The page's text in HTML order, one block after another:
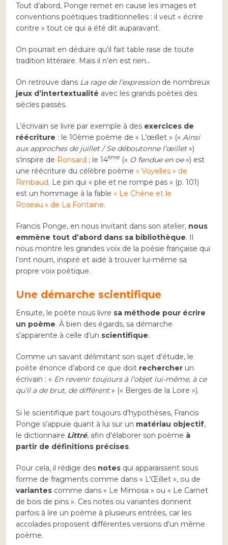
Tout d’abord, Ponge remet en cause les images et
conventions poétiques traditionnelles : il veut « écrire
contre » tout ce qui a été dit auparavant.
On pourrait en déduire qu’il fait table rase de toute
tradition littéraire. Mais il n’en est rien…
On retrouve dans La rage de l’expressionde nombreux
jeux d’intertextualité avec les grands poètes des
siècles passés.
L’écrivain se livre par exemple à des exercices de
réécriture : le 10ème poème de « L’œillet » («Ainsi
aux approches de juillet / Se déboutonne l’œillet»)
s’inspire de Ronsard ; le 14ème (« O fendue en oe») est
une réécriture du célèbre poème « Voyelles » de
Rimbaud. Le pin qui « plie et ne rompe pas » (p. 101)
est un hommage à la fable « Le Chêne et le
Roseau » de La Fontaine.
Francis Ponge, en nous invitant dans son atelier, nous
emmène tout d’abord dans sa bibliothèque. Il
nous montre les grandes voix de la poésie française qui
l’ont nourri, inspiré et aidé à trouver lui-même sa
propre voix poétique.
Une démarche scientifique
Ensuite, le poète nous livre sa méthode pour écrire
un poème. À bien des égards, sa démarche
s’apparente à celle d’un scientifique.
Comme un savant délimitant son sujet d’étude, le
poète énonce d’abord ce que doit rechercher un
écrivain : « En revenir toujours à l’objet lui-même, à ce
qu’il a de brut, de différent» (« Berges de la Loire »).
Si le scientifique part toujours d’hypothèses, Francis
Ponge s’appuie quant à lui sur un matériau objectif,
le dictionnaire Littré, afin d’élaborer son poème à
partir de définitions précises.
Pour cela, il rédige des notes qui apparaissent sous
forme de fragments comme dans « L’Œillet », ou de
variantes comme dans « Le Mimosa » ou « Le Carnet
de bois de pins ». Ces notes ou variantes donnent
parfois à lire un poème à plusieurs entrées, car les
accolades proposent différentes versions d’un même
poème.